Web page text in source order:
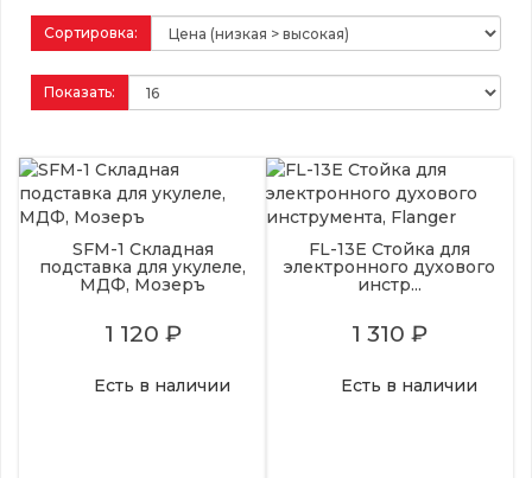
Сортировка:
Показать:
SFM-1 Складная
подставка для укулеле,
МДФ, Мозеръ
1 120 ₽
Есть в наличии
FL-13E Стойка для
электронного духового
инстр...
1 310 ₽
Есть в наличии